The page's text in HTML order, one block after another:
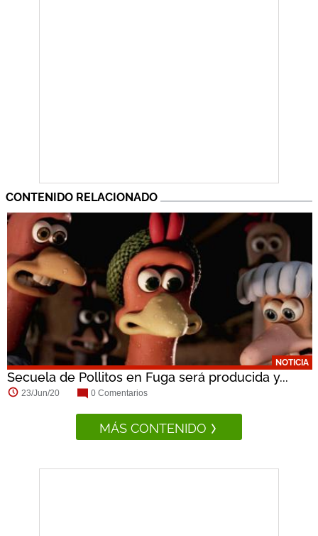
CONTENIDO RELACIONADO
NOTICIA
Secuela de Pollitos en Fuga será producida y...
23/Jun/20 0 Comentarios
MÁS CONTENIDO